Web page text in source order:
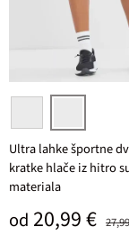
črna ognjeno rdeča
Ultra lahke športne
kratke hlače iz hitro
materiala
Prodajna
od 20,99 €